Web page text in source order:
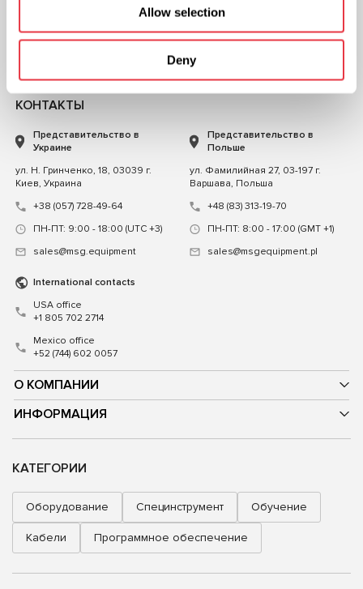
Allow selection
Deny
НА НАС
О КОМПАНИИ
ИНФОРМАЦИЯ
КОНТАКТЫ
Представительство в
Украине
ул. Н. Гринченко, 18, 03039 г.
Киев, Украина
+38 (057) 728-49-64
ПН-ПТ: 9:00 - 18:00 (UTC +3)
sales@msg.equipment
Представительство в
Польше
ул. Фамилийная 27, 03-197 г.
Варшава, Польша
+48 (83) 313-19-70
ПН-ПТ: 8:00 - 17:00 (GMT +1)
sales@msgequipment.pl
International contacts
USA office
+1 805 702 2714
Mexico office
+52 (744) 602 0057
КАТЕГОРИИ
Оборудование Специнструмент Обучение
Кабели Программное обеспечение